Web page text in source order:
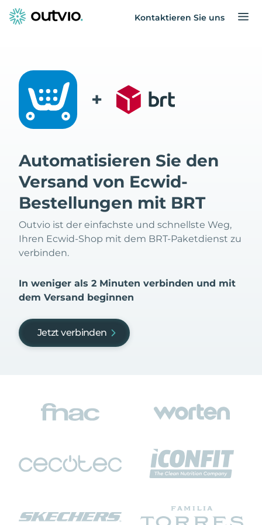
Kontaktieren Sie uns
+
Automatisieren Sie den
Versand von Ecwid-
Bestellungen mit BRT
Outvio ist der einfachste und schnellste Weg,
Ihren Ecwid-Shop mit dem BRT-Paketdienst zu
verbinden.
In weniger als 2 Minuten verbinden und mit
dem Versand beginnen
Jetzt verbinden